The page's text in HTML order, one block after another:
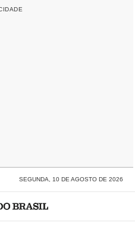
SEGUNDA, 10 DE AGOSTO DE 2026